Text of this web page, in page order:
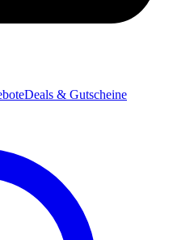
Deals & Gutscheine